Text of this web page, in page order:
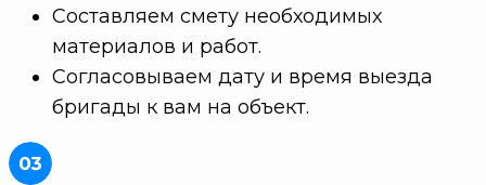
Составляем смету необходимых
материалов и работ.
Согласовываем дату и время выезда
бригады к вам на объект.